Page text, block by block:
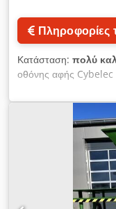
Πληροφορίες
Κατάσταση: πολύ
οθόνης αφής Cybelec
μεταχειρισμένη
προς πώληση Βίντεο
CNC Edwards
3100mm Νέος
αφής που
λογισμικό offline
Ewkys An Ejrf Πίσω
- 6 άξονες συνολικά
λειτουργίας και